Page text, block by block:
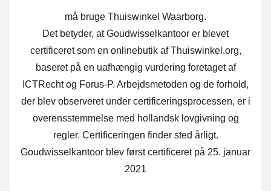
må bruge Thuiswinkel Waarborg.
Det betyder, at Goudwisselkantoor er blevet
certificeret som en onlinebutik af Thuiswinkel.org,
baseret på en uafhængig vurdering foretaget af
ICTRecht og Forus-P. Arbejdsmetoden og de forhold,
der blev observeret under certificeringsprocessen, er i
overensstemmelse med hollandsk lovgivning og
regler. Certificeringen finder sted årligt.
Goudwisselkantoor blev først certificeret på 25. januar
2021